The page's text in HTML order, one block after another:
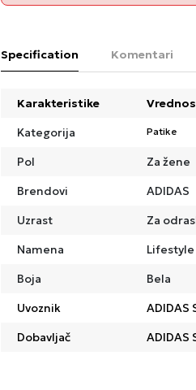
Specification Komentari
Karakteristike
Kategorija
Patike
Pol
Za žene
Brendovi
ADIDAS
Uzrast
Za
Namena
Lifestyle
Boja
Bela
Uvoznik
ADIDAS
Dobavljač
ADIDAS